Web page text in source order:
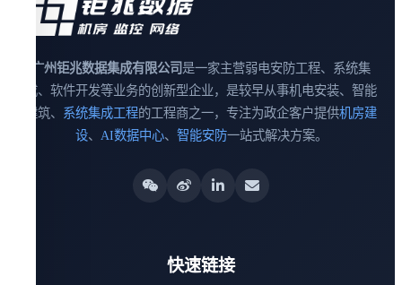
广州钜兆数据集成有限公司是一家主营弱电安防工程、系统集
成、软件开发等业务的创新型企业，是较早从事机电安装、智能
建筑、 系统集成工程的工程商之一，专注为政企客户提供机房建
设、 AI数据中心、 智能安防一站式解决方案。
快速链接